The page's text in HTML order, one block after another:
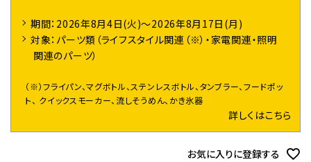
期間：2026年8月4日(火)～2026年8月17日(月)
対象：パーツ類（ライフスタイル関連（※）・家電関連・照明
関連のパーツ）
（※）フライパン、マグボトル、ステンレスボトル、タンブラー、フードポッ
ト、 クイックスモーカー、流しそうめん、かき氷器
詳しくはこちら
お気に入りに登録する